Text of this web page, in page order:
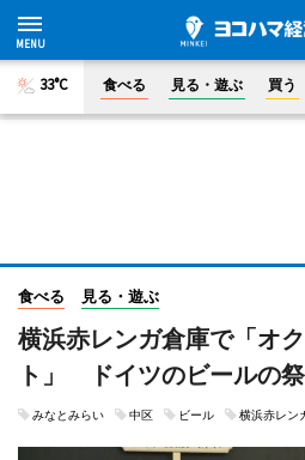
33°C 食べる 見る・遊ぶ 買う
食べる 見る・遊ぶ
横浜赤レンガ倉庫で「オ
ト」 ドイツのビールの
みなとみらい 中区 ビール 横浜赤レン